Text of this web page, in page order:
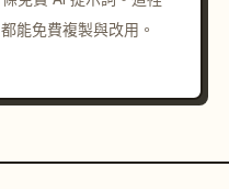
能免費複製與改用。